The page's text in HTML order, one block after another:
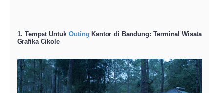
1. Tempat Untuk Outing Kantor di Bandung: Terminal Wisata
Grafika Cikole